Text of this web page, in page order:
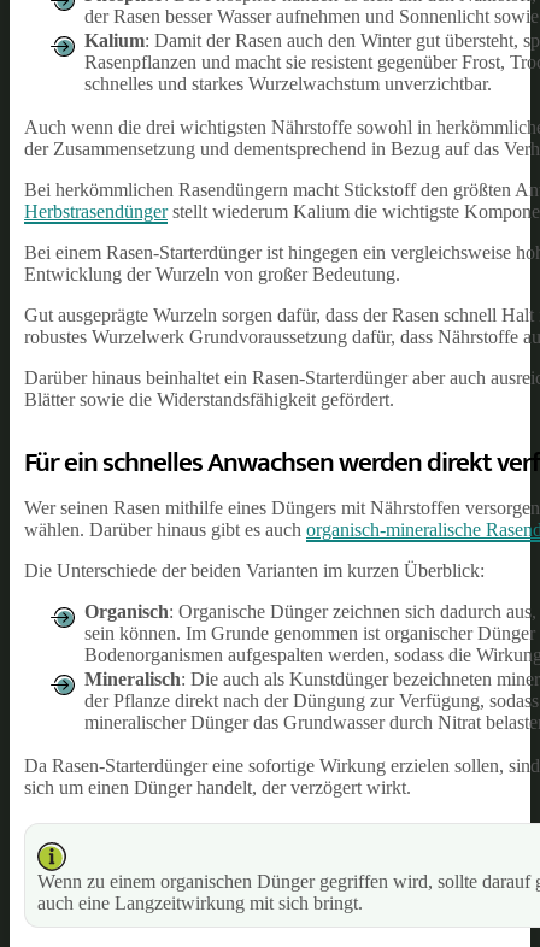
der Rasen besser Wasser aufnehmen und Sonnenlicht
Kalium: Damit der Rasen auch den Winter gut übersteht,
Rasenpflanzen und macht sie resistent gegenüber Frost,
schnelles und starkes Wurzelwachstum unverzichtbar.
Auch wenn die drei wichtigsten Nährstoffe sowohl in
der Zusammensetzung und dementsprechend in Bezug auf das
Bei herkömmlichen Rasendüngern macht Stickstoff den größten
Herbstrasendüngerstellt wiederum Kalium die wichtigste
Bei einem Rasen-Starterdünger ist hingegen ein vergleichsweise
Entwicklung der Wurzeln von großer Bedeutung.
Gut ausgeprägte Wurzeln sorgen dafür, dass der Rasen schnell
robustes Wurzelwerk Grundvoraussetzung dafür, dass Nährstoffe
Darüber hinaus beinhaltet ein Rasen-Starterdünger aber auch
Blätter sowie die Widerstandsfähigkeit gefördert.
Für ein schnelles Anwachsen werden direkt
Wer seinen Rasen mithilfe eines Düngers mit Nährstoffen
wählen. Darüber hinaus gibt es auch organisch-mineralische
Die Unterschiede der beiden Varianten im kurzen Überblick:
Organisch: Organische Dünger zeichnen sich dadurch
sein können. Im Grunde genommen ist organischer
Bodenorganismen aufgespalten werden, sodass die
Mineralisch: Die auch als Kunstdünger bezeichneten
der Pflanze direkt nach der Düngung zur Verfügung,
mineralischer Dünger das Grundwasser durch Nitrat
Da Rasen-Starterdünger eine sofortige Wirkung erzielen sollen,
sich um einen Dünger handelt, der verzögert wirkt.
Wenn zu einem organischen Dünger gegriffen wird, sollte
auch eine Langzeitwirkung mit sich bringt.